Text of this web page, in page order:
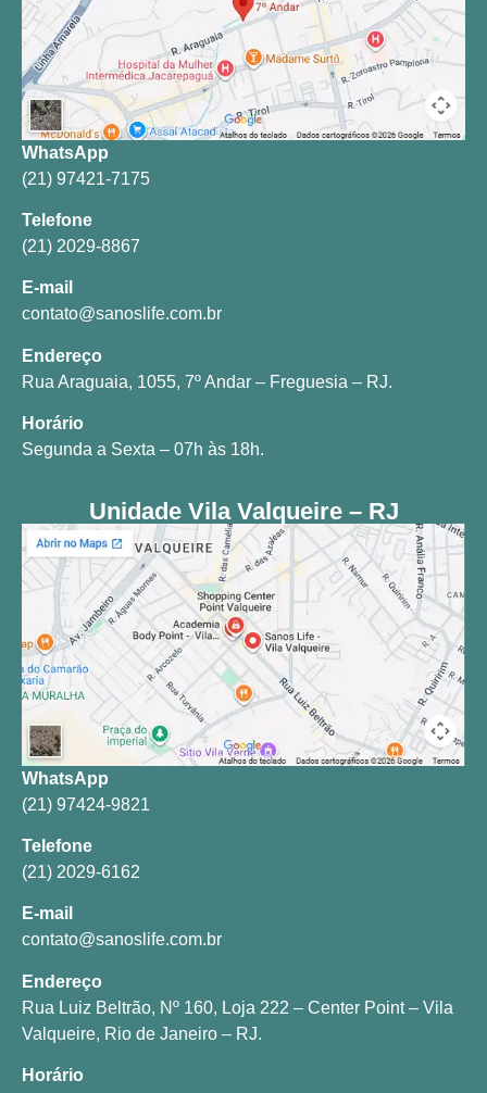
WhatsApp
(21) 97421-7175
Telefone
(21) 2029-8867
E-mail
contato@sanoslife.com.br
Endereço
Rua Araguaia, 1055, 7º Andar – Freguesia – RJ.
Horário
Segunda a Sexta – 07h às 18h.
Unidade Vila Valqueire – RJ
WhatsApp
(21) 97424-9821
Telefone
(21) 2029-6162
E-mail
contato@sanoslife.com.br
Endereço
Rua Luiz Beltrão, Nº 160, Loja 222 – Center Point – Vila
Valqueire, Rio de Janeiro – RJ.
Horário